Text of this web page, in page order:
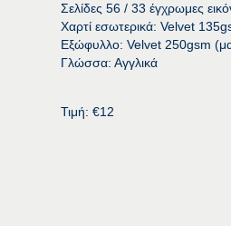
Σελίδες 56 / 33 έγχρωμες
Χαρτί εσωτερικά: Velvet
Εξώφυλλο: Velvet 250gsm
Γλώσσα: Αγγλικά
Τιμή: €12